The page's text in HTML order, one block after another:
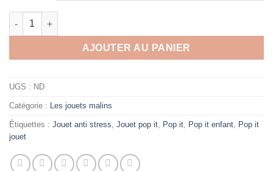
quantité de Jouet Pop It Planète Kawai
AJOUTER AU PANIER
UGS : ND
Catégorie : Les jouets malins
Étiquettes : Jouet anti stress Jouet pop it Pop it Pop it enfant
Pop it
jouet